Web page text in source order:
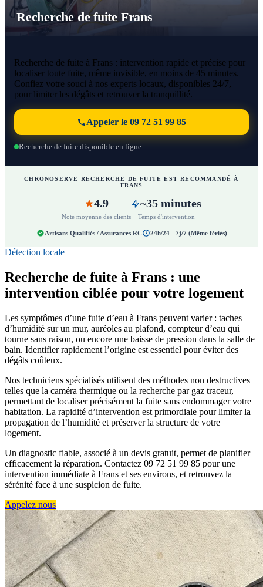
Recherche de fuite Frans
Recherche de fuite à Frans : intervention rapide et précise pour
localiser toute fuite, même invisible, en moins de 45 minutes.
Confiez votre souci à nos experts locaux, disponibles 24/7,
pour limiter les dégâts et retrouver la tranquillité.
Appeler le 09 72 51 99 85
Recherche de fuite disponible en ligne
CHRONOSERVE RECHERCHE DE FUITE EST RECOMMANDÉ À
FRANS
4.9
Note moyenne des clients
~35 minutes
Temps d'intervention
Artisans Qualifiés / Assurances RC 24h/24 - 7j/7 (Même fériés)
Détection locale
Recherche de fuite à Frans : une
intervention ciblée pour votre logement
Les symptômes d’une fuite d’eau à Frans peuvent varier : taches
d’humidité sur un mur, auréoles au plafond, compteur d’eau qui
tourne sans raison, ou encore une baisse de pression dans la salle de
bain. Identifier rapidement l’origine est essentiel pour éviter des
dégâts coûteux.
Nos techniciens spécialisés utilisent des méthodes non destructives
telles que la caméra thermique ou la recherche par gaz traceur,
permettant de localiser précisément la fuite sans endommager votre
habitation. La rapidité d’intervention est primordiale pour limiter la
propagation de l’humidité et préserver la structure de votre
logement.
Un diagnostic fiable, associé à un devis gratuit, permet de planifier
efficacement la réparation. Contactez 09 72 51 99 85 pour une
intervention immédiate à Frans et ses environs, et retrouvez la
sérénité face à une suspicion de fuite.
Appelez nous